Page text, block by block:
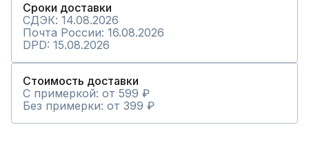
Сроки доставки
СДЭК: 14.08.2026
Почта России: 16.08.2026
DPD: 15.08.2026
Стоимость доставки
С примеркой: от 599 ₽
Без примерки: от 399 ₽